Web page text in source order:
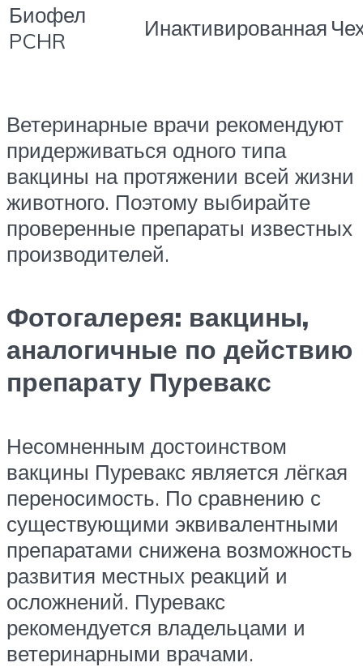
Биофел
PCHR
Инактивированная
Ветеринарные врачи рекомендуют
придерживаться одного типа
вакцины на протяжении всей жизни
животного. Поэтому выбирайте
проверенные препараты известных
производителей.
Фотогалерея: вакцины,
аналогичные по действию
препарату Пуревакс
Несомненным достоинством
вакцины Пуревакс является лёгкая
переносимость. По сравнению с
существующими эквивалентными
препаратами снижена возможность
развития местных реакций и
осложнений. Пуревакс
рекомендуется владельцами и
ветеринарными врачами.